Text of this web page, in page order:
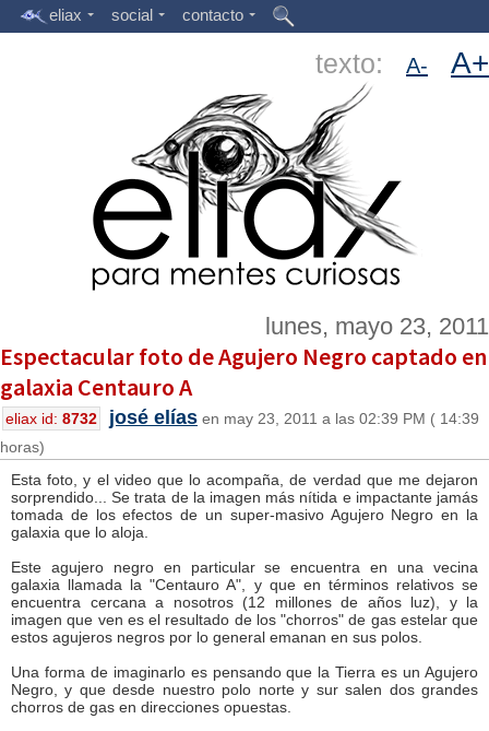
eliax social contacto
texto: A- A+
lunes, mayo 23, 2011
Espectacular foto de Agujero Negro captado en
galaxia Centauro A
eliax id: 8732 josé elías en may 23, 2011 a las 02:39 PM ( 14:39
horas)
Esta foto, y el video que lo acompaña, de verdad que me dejaron
sorprendido... Se trata de la imagen más nítida e impactante jamás
tomada de los efectos de un super-masivo Agujero Negro en la
galaxia que lo aloja.
Este agujero negro en particular se encuentra en una vecina
galaxia llamada la "Centauro A", y que en términos relativos se
encuentra cercana a nosotros (12 millones de años luz), y la
imagen que ven es el resultado de los "chorros" de gas estelar que
estos agujeros negros por lo general emanan en sus polos.
Una forma de imaginarlo es pensando que la Tierra es un Agujero
Negro, y que desde nuestro polo norte y sur salen dos grandes
chorros de gas en direcciones opuestas.